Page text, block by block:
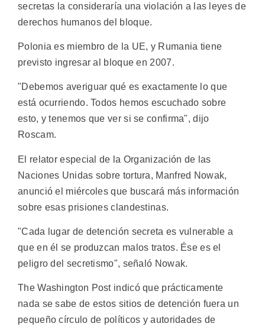
secretas la consideraría una violación a las leyes de
derechos humanos del bloque.
Polonia es miembro de la UE, y Rumania tiene
previsto ingresar al bloque en 2007.
"Debemos averiguar qué es exactamente lo que
está ocurriendo. Todos hemos escuchado sobre
esto, y tenemos que ver si se confirma", dijo
Roscam.
El relator especial de la Organización de las
Naciones Unidas sobre tortura, Manfred Nowak,
anunció el miércoles que buscará más información
sobre esas prisiones clandestinas.
"Cada lugar de detención secreta es vulnerable a
que en él se produzcan malos tratos. Ése es el
peligro del secretismo", señaló Nowak.
The Washington Post indicó que prácticamente
nada se sabe de estos sitios de detención fuera un
pequeño círculo de políticos y autoridades de